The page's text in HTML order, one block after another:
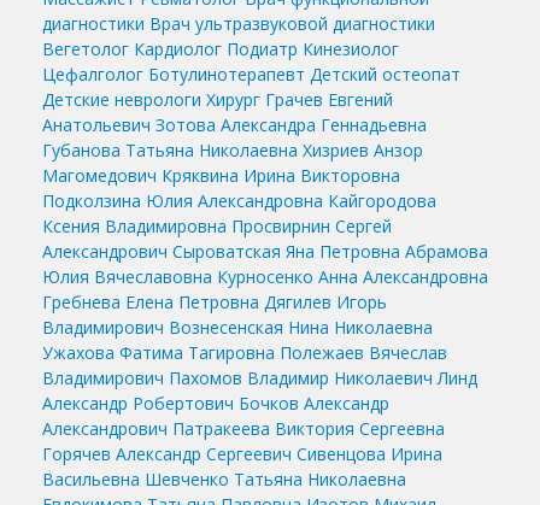
диагностики Врач ультразвуковой диагностики
Вегетолог Кардиолог Подиатр Кинезиолог
Цефалголог Ботулинотерапевт Детский остеопат
Детские неврологи Хирург Грачев Евгений
Анатольевич Зотова Александра Геннадьевна
Губанова Татьяна Николаевна Хизриев Анзор
Магомедович Кряквина Ирина Викторовна
Подколзина Юлия Александровна Кайгородова
Ксения Владимировна Просвирнин Сергей
Александрович Сыроватская Яна Петровна Абрамова
Юлия Вячеславовна Курносенко Анна Александровна
Гребнева Елена Петровна Дягилев Игорь
Владимирович Вознесенская Нина Николаевна
Ужахова Фатима Тагировна Полежаев Вячеслав
Владимирович Пахомов Владимир Николаевич Линд
Александр Робертович Бочков Александр
Александрович Патракеева Виктория Сергеевна
Горячев Александр Сергеевич Сивенцова Ирина
Васильевна Шевченко Татьяна Николаевна